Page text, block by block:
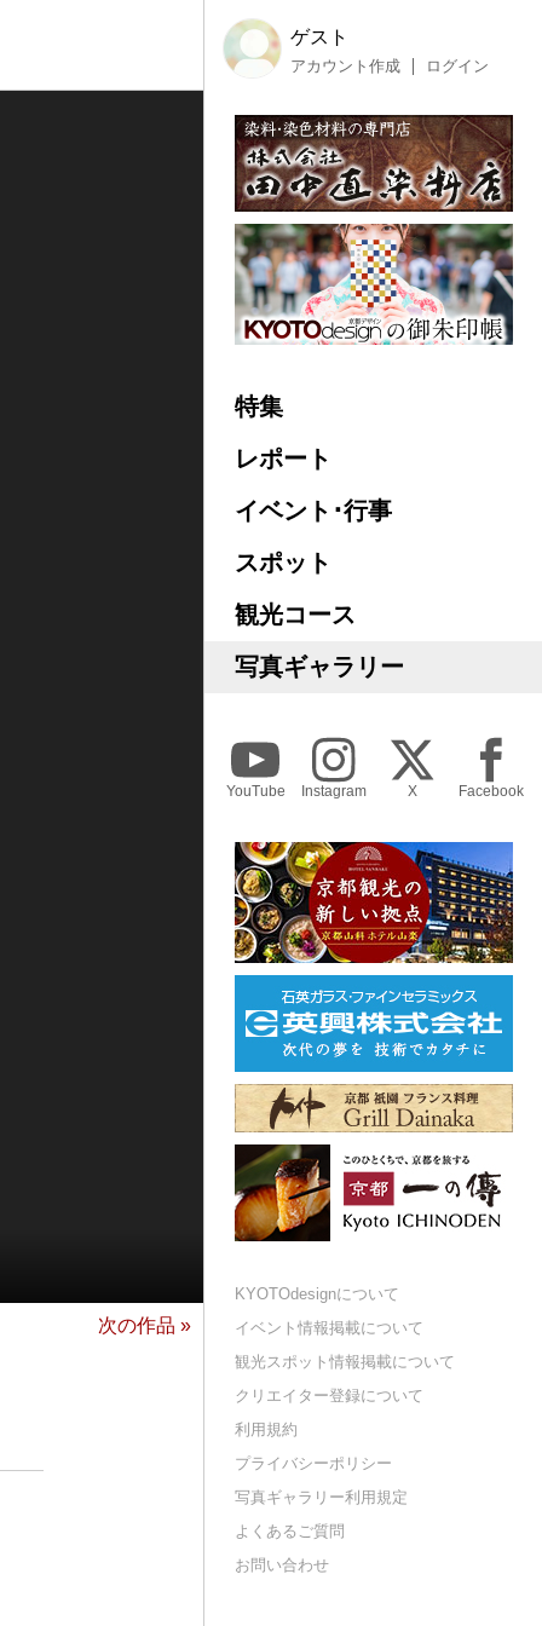
次の作品 »
ゲスト
アカウント作成 ログイン
特集
レポート
イベント･行事
スポット
観光コース
写真ギャラリー
YouTube Instagram X Facebook
KYOTOdesignについて
イベント情報掲載について
観光スポット情報掲載について
クリエイター登録について
利用規約
プライバシーポリシー
写真ギャラリー利用規定
よくあるご質問
お問い合わせ